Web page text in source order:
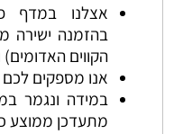
אצלנו במדף
בהזמנה ישירה
הקווים האדומים)
אנו מספקים לכם את
במידה ונגמר
מתעדכן ממוצע